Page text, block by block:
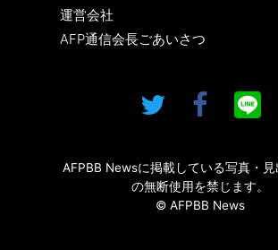
運営会社
AFP通信会長ごあいさつ
AFPBB Newsに掲載している写真・
の無断使用を禁じます。
© AFPBB News